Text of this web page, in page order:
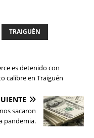
TRAIGUÉN
es detenido con
calibre en Traiguén
sacaron
pandemia.